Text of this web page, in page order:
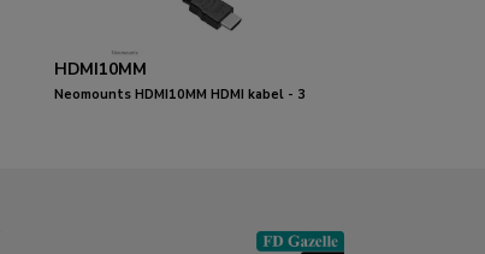
HDMI10MM
Neomounts HDMI10MM HDMI kabel - 3